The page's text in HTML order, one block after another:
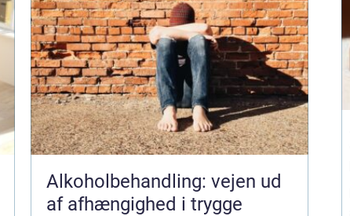
Alkoholbehandling: vejen ud
af afhængighed i trygge